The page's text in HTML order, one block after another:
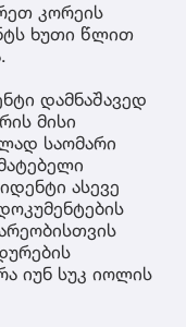
კორეის
ხუთი წლით
დამნაშავედ
მისი
საომარი
ასევე
იუნ სუკ იოლის